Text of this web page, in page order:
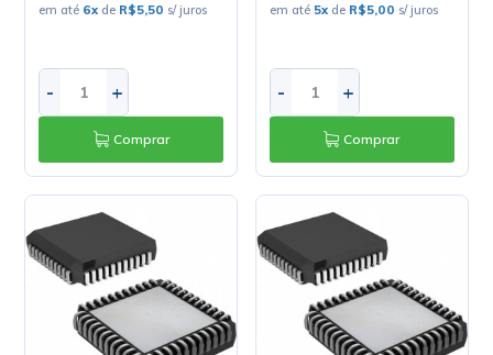
em até 6x de R$5,50 s/ juros
- +
Comprar
em até 5x de R$5,00 s/ juros
- +
Comprar